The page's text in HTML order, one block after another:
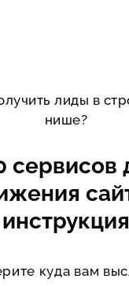
лиды в
нише?
сервисов
инструкция
куда вам